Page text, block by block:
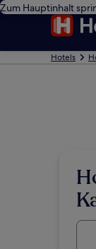
Zum Hauptinhalt
Hotels